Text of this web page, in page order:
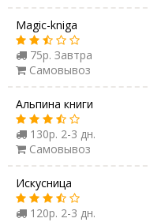
Magic-kniga
75р. Завтра
Самовывоз
Альпина книги
130р. 2-3 дн.
Самовывоз
Искусница
120р. 2-3 дн.